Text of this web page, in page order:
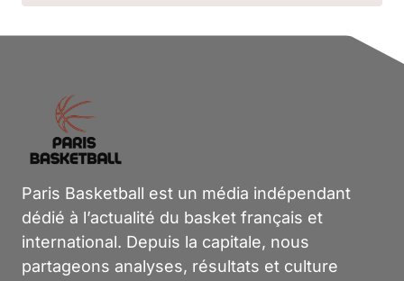
Paris Basketball est un média indépendant
dédié à l’actualité du basket français et
international. Depuis la capitale, nous
partageons analyses, résultats et culture